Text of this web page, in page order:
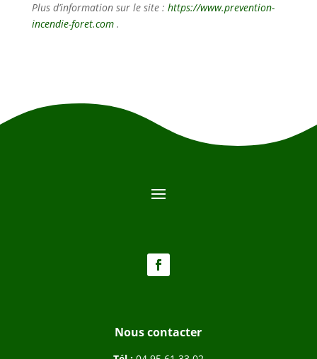
Plus d’information sur le site : https://www.prevention-
incendie-foret.com .
Nous contacter